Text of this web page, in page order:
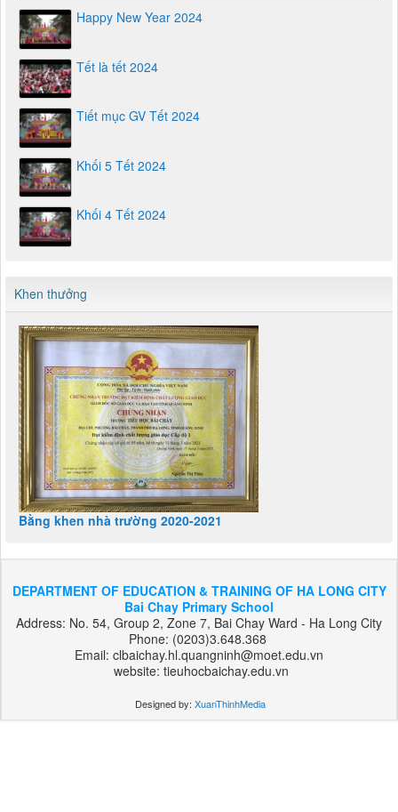
Happy New Year 2024
Tết là tết 2024
Tiết mục GV Tết 2024
Khối 5 Tết 2024
Khối 4 Tết 2024
Khen thưởng
Bằng khen nhà trường 2020-2021
DEPARTMENT OF EDUCATION & TRAINING OF HA LONG CITY
Bai Chay Primary School
Address: No. 54, Group 2, Zone 7, Bai Chay Ward - Ha Long City
Phone: (0203)3.648.368
Email: clbaichay.hl.quangninh@moet.edu.vn
website: tieuhocbaichay.edu.vn
Designed by: XuanThinhMedia
بت